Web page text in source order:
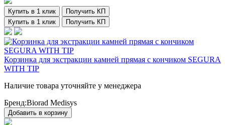
Купить в 1 клик
Получить КП
Купить в 1 клик
Получить КП
Корзинка для экстракции камней прямая с кончиком SEGURA
WITH TIP
Наличие товара уточняйте у менеджера
Бренд:Biorad Medisys
Добавить в корзину